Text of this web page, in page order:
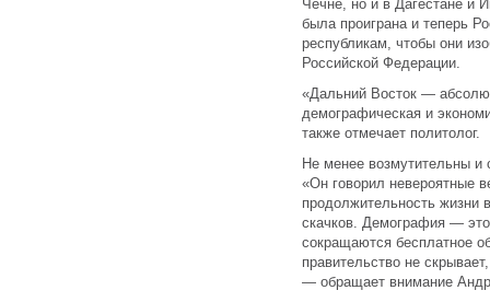
Чечне, но и в Дагестане и
была проиграна и теперь
республикам, чтобы они
Российской Федерации.
«Дальний Восток —
демографическая и
также отмечает политолог.
Не менее возмутительны
«Он говорил невероятные
продолжительность жизни
скачков. Демография —
сокращаются бесплатное
правительство не
— обращает внимание